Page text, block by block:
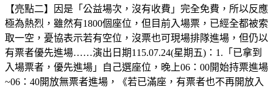
【亮點二】因是「公益場次，沒有收費」完全免費，所以反應
極為熱烈，雖然有1800個座位，但目前入場票，已經全都被索
取一空，憂協表示若有空位，沒票也可現場排隊進場，但仍以
有票者優先進場……演出日期115.07.24(星期五)：1.「已拿到
入場票者，優先進場」自己選座位，晚上06：00開始持票進場
~06：40開放無票者進場，《若已滿座，有票者也不再開放入